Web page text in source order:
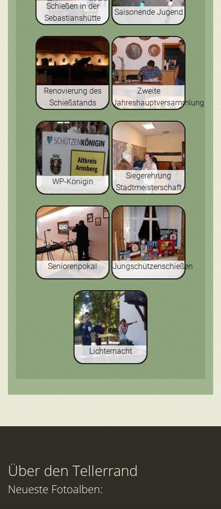
Schießen in der
Sebastianshütte
Saisonende Jugend
Renovierung des
Schießstands
Zweite
Jahreshauptversammlung
WP-Königin
Siegerehrung
Stadtmeisterschaft
Seniorenpokal Jungschützenschießen
Lichternacht
Über den Tellerrand
Neueste Fotoalben: